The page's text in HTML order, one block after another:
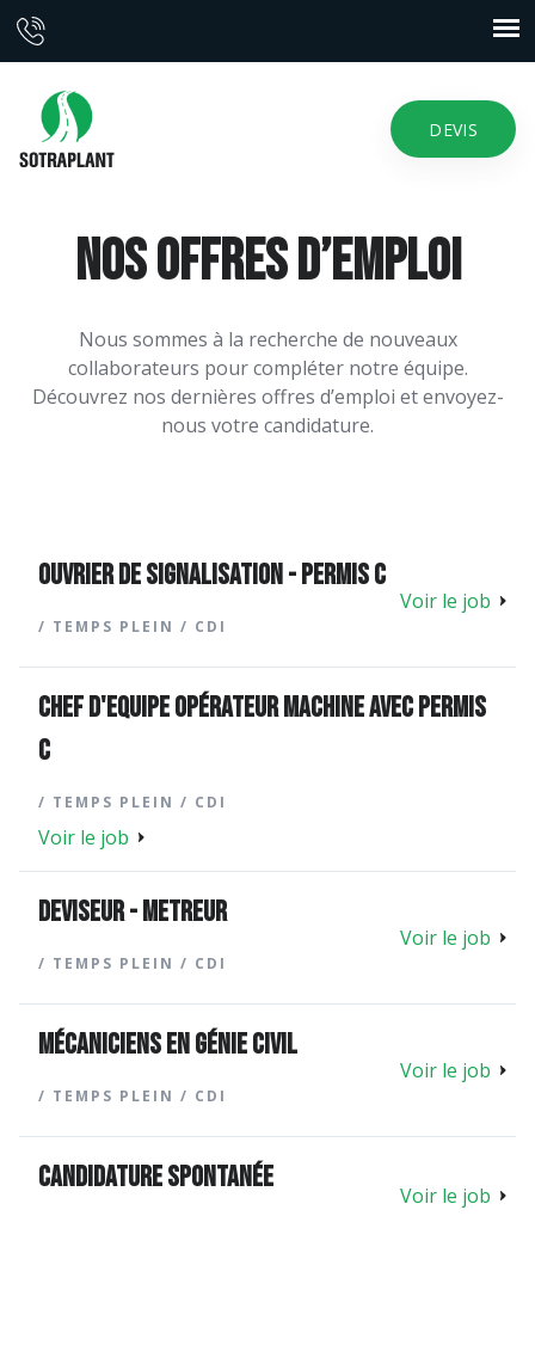
DEVIS
Nos offres d’emploi
Nous sommes à la recherche de nouveaux
collaborateurs pour compléter notre équipe.
Découvrez nos dernières offres d’emploi et envoyez-
nous votre candidature.
Ouvrier de signalisation - permis C
/ TEMPS PLEIN / CDI
Voir le job
CHEF D'EQUIPE opérateur machine avec permis
C
/ TEMPS PLEIN / CDI
Voir le job
DEVISEUR - METREUR
/ TEMPS PLEIN / CDI
Voir le job
Mécaniciens en génie civil
/ TEMPS PLEIN / CDI
Voir le job
Candidature spontanée
Voir le job